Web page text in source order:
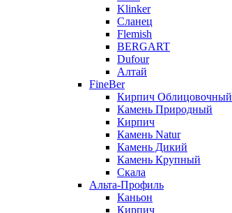
Klinker
Сланец
Flemish
BERGART
Dufour
Алтай
FineBer
Кирпич Облицовочный
Камень Природный
Кирпич
Камень Natur
Камень Дикий
Камень Крупный
Скала
Альта-Профиль
Каньон
Кирпич